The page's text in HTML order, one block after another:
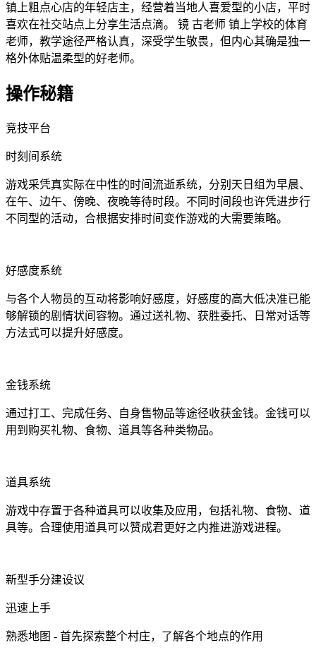
镇上粗点心店的年轻店主，经营着当地人喜爱型的小店，平时
喜欢在社交站点上分享生活点滴。 镜 古老师 镇上学校的体育
老师，教学途径严格认真，深受学生敬畏，但内心其确是独一
格外体贴温柔型的好老师。
操作秘籍
竞技平台
时刻间系统
游戏采凭真实际在中性的时间流逝系统，分别天日组为早晨、
在午、边午、傍晚、夜晚等待时段。不同时间段也许凭进步行
不同型的活动，合根据安排时间变作游戏的大需要策略。
好感度系统
与各个人物员的互动将影响好感度，好感度的高大低决准已能
够解锁的剧情状间容物。通过送礼物、获胜委托、日常对话等
方法式可以提升好感度。
金钱系统
通过打工、完成任务、自身售物品等途径收获金钱。金钱可以
用到购买礼物、食物、道具等各种类物品。
道具系统
游戏中存置于各种道具可以收集及应用，包括礼物、食物、道
具等。合理使用道具可以赞成君更好之内推进游戏进程。
新型手分建设议
迅速上手
熟悉地图 - 首先探索整个村庄，了解各个地点的作用